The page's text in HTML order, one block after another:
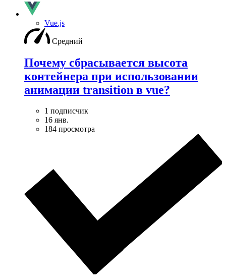
Vue.js
Средний
Почему сбрасывается высота
контейнера при использовании
анимации transition в vue?
1 подписчик
16 янв.
184 просмотра